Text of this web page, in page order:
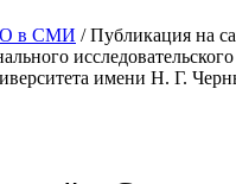
в СМИ /Публикация на
исследовательского
имени Н. Г.